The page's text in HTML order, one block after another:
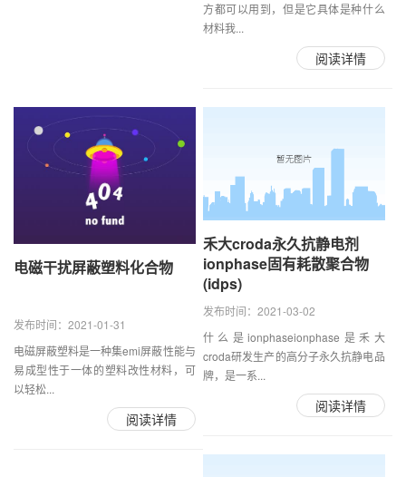
方都可以用到，但是它具体是种什么
材料我...
阅读详情
电磁干扰屏蔽塑料化合物
发布时间：2021-01-31
电磁屏蔽塑料是一种集emi屏蔽性能与
易成型性于一体的塑料改性材料，可
以轻松...
阅读详情
禾大croda永久抗静电剂
ionphase固有耗散聚合物
(idps)
发布时间：2021-03-02
什么是ionphaseionphase是禾大
croda研发生产的高分子永久抗静电品
牌，是一系...
阅读详情